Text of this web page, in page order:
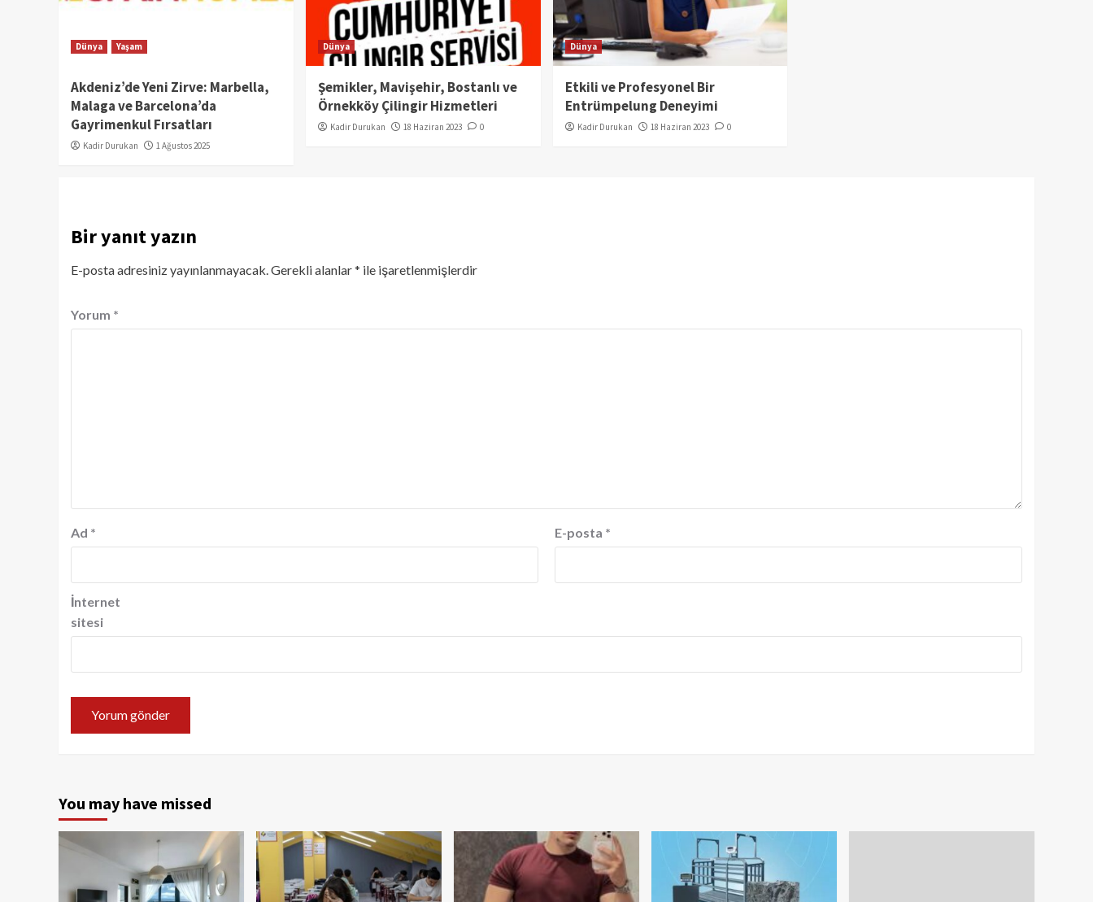
Dünya Yaşam
Akdeniz’de Yeni Zirve: Marbella,
Malaga ve Barcelona’da
Gayrimenkul Fırsatları
Kadir Durukan 1 Ağustos 2025
Dünya
Şemikler, Mavişehir, Bostanlı ve
Örnekköy Çilingir Hizmetleri
Kadir Durukan 18 Haziran 2023 0
Dünya
Etkili ve Profesyonel Bir
Entrümpelung Deneyimi
Kadir Durukan 18 Haziran 2023 0
Bir yanıt yazın
E-posta adresiniz yayınlanmayacak. Gerekli alanlar* ile işaretlenmişlerdir
Yorum *
Ad * E-posta *
İnternet
sitesi
You may have missed